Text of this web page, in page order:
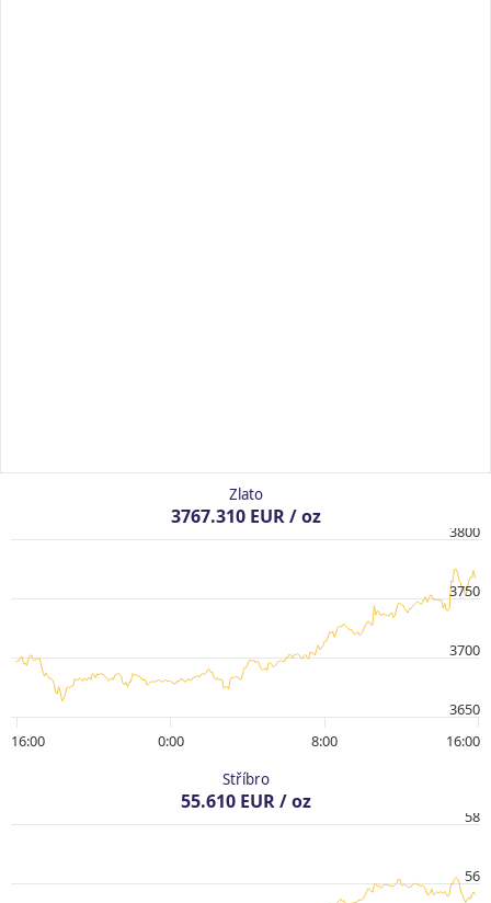
Zlato
3767.310 EUR / oz
16:00 0:00 8:00 16:00
3650
3700
3750
3800
Stříbro
55.610 EUR / oz
56
58